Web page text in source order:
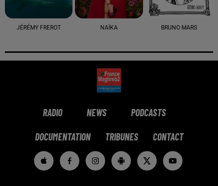
JÉRÉMY FREROT NAÏKA BRUNO MARS
RADIO NEWS PODCASTS
DOCUMENTATION TRIBUNES CONTACT